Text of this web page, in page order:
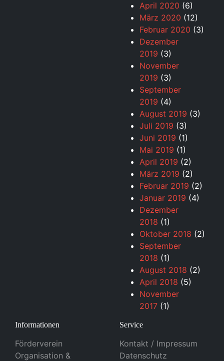
April 2020 (6)
März 2020 (12)
Februar 2020 (3)
Dezember
2019 (3)
November
2019 (3)
September
2019 (4)
August 2019 (3)
Juli 2019 (3)
Juni 2019 (1)
Mai 2019 (1)
April 2019 (2)
März 2019 (2)
Februar 2019 (2)
Januar 2019 (4)
Dezember
2018 (1)
Oktober 2018 (2)
September
2018 (1)
August 2018 (2)
April 2018 (5)
November
2017 (1)
Informationen
Förderverein
Organisation &
Service
Kontakt / Impressum
Datenschutz